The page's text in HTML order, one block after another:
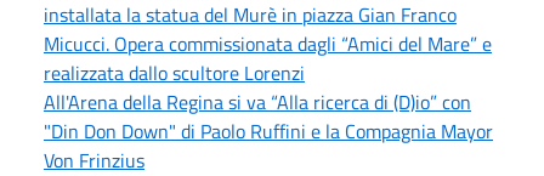
installata la statua del Murè in piazza Gian Franco
Micucci. Opera commissionata dagli “Amici del Mare” e
realizzata dallo scultore Lorenzi
All'Arena della Regina si va “Alla ricerca di (D)io” con
"Din Don Down" di Paolo Ruffini e la Compagnia Mayor
Von Frinzius